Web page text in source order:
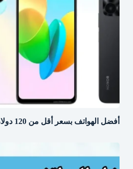
أفضل الهواتف بسعر أقل من 120 دولار